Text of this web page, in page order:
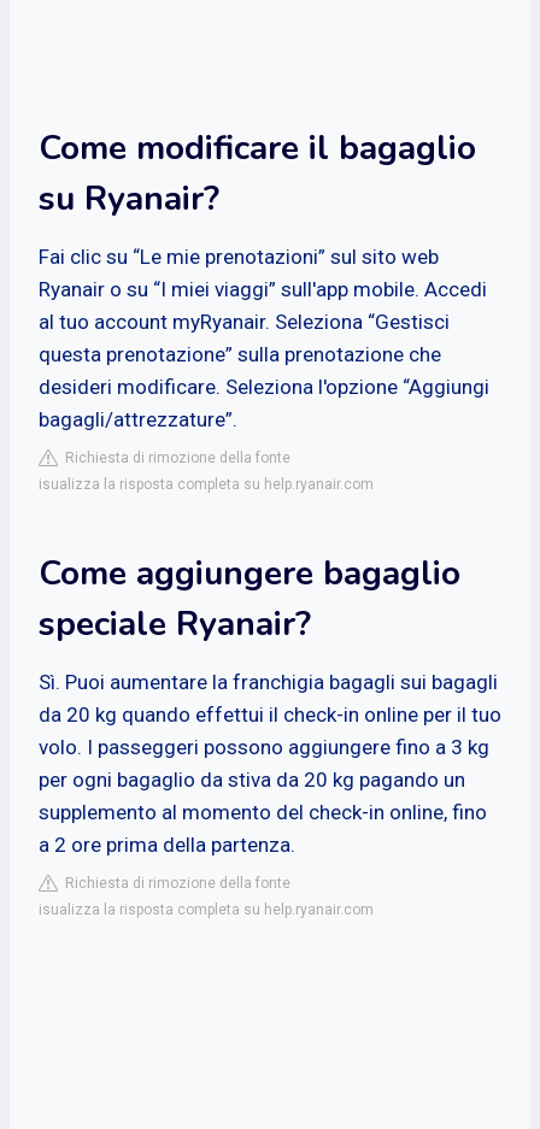
Come modificare il bagaglio
su Ryanair?
Fai clic su “Le mie prenotazioni” sul sito web
Ryanair o su “I miei viaggi” sull'app mobile. Accedi
al tuo account myRyanair. Seleziona “Gestisci
questa prenotazione” sulla prenotazione che
desideri modificare. Seleziona l'opzione “Aggiungi
bagagli/attrezzature”.
Richiesta di rimozione della fonte
isualizza la risposta completa su help.ryanair.com
Come aggiungere bagaglio
speciale Ryanair?
Sì. Puoi aumentare la franchigia bagagli sui bagagli
da 20 kg quando effettui il check-in online per il tuo
volo. I passeggeri possono aggiungere fino a 3 kg
per ogni bagaglio da stiva da 20 kg pagando un
supplemento al momento del check-in online, fino
a 2 ore prima della partenza.
Richiesta di rimozione della fonte
isualizza la risposta completa su help.ryanair.com